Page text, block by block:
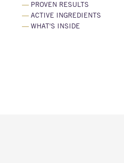
— PROVEN RESULTS
— ACTIVE INGREDIENTS
— WHAT'S INSIDE